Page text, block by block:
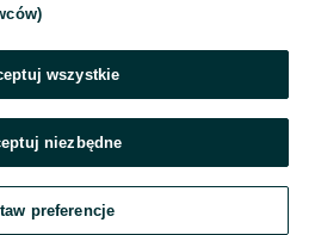
wszystkie
niezbędne
preferencje